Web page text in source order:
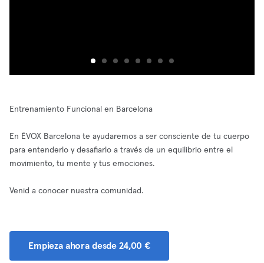
Entrenamiento Funcional en Barcelona
En ĒVOX Barcelona te ayudaremos a ser consciente de tu cuerpo
para entenderlo y desafiarlo a través de un equilibrio entre el
movimiento, tu mente y tus emociones.
Venid a conocer nuestra comunidad.
Empieza ahora desde 24,00 €